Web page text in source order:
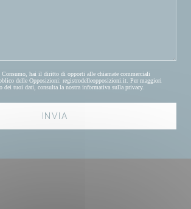
hai il diritto di opporti alle chiamate commerciali
delle Opposizioni: registrodelleopposizioni.it . Per maggiori
dei tuoi dati, consulta la nostra informativa sulla privacy.